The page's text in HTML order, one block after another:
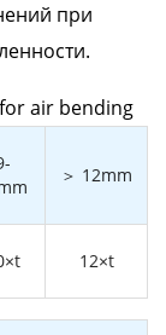
при
air bending
＞ 12mm
12×t